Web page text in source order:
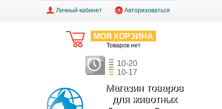
Личный кабинет Авторизоваться
МОЯ КОРЗИНА
Товаров нет
10-20
10-17
Магазин товаров
для животных